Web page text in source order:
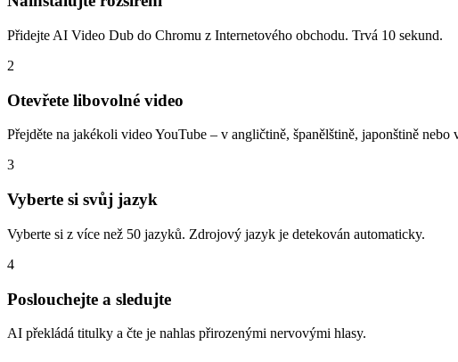
Přidejte AI Video Dub do Chromu z Internetového obchodu. Trvá 10 sekund.
2
Otevřete libovolné video
Přejděte na jakékoli video YouTube – v angličtině, španělštině, japonštině
3
Vyberte si svůj jazyk
Vyberte si z více než 50 jazyků. Zdrojový jazyk je detekován automaticky.
4
Poslouchejte a sledujte
AI překládá titulky a čte je nahlas přirozenými nervovými hlasy.